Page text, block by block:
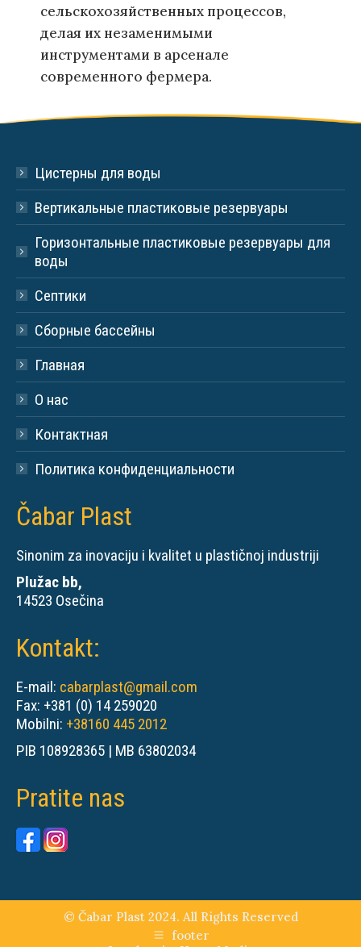
сельскохозяйственных процессов,
делая их незаменимыми
инструментами в арсенале
современного фермера.
Цистерны для воды
Вертикальные пластиковые резервуары
Горизонтальные пластиковые резервуары для
воды
Септики
Сборные бассейны
Главная
О нас
Контактная
Политика конфиденциальности
Čabar Plast
Sinonim za inovaciju i kvalitet u plastičnoj industriji
Plužac bb,
14523 Osečina
Kontakt:
E-mail: cabarplast@gmail.com
Fax: +381 (0) 14 259020
Mobilni: +38160 445 2012
PIB 108928365 | MB 63802034
Pratite nas
© Čabar Plast 2024. All Rights Reserved
footer